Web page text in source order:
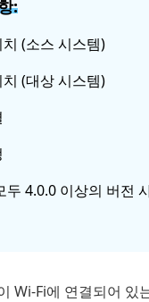
:
(소스 시스템)
(대상 시스템)
두 4.0.0 이상의 버전
Wi-Fi에 연결되어 있